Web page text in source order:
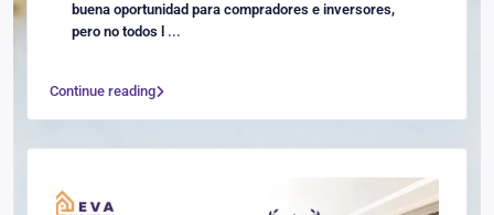
buena oportunidad para compradores e inversores,
pero no todos l ...
Continue reading